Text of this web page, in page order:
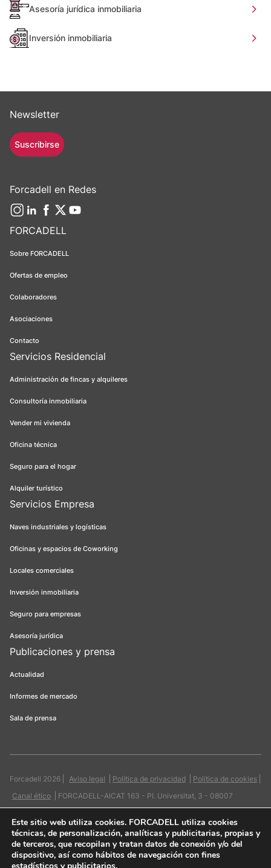
Asesoría jurídica inmobiliaria
Inversión inmobiliaria
FORCADELL
Sobre FORCADELL
Ofertas de empleo
Colaboradores
Asociaciones
Contacto
Servicios Residencial
Administración de fincas y alquileres
Consultoría inmobiliaria
Vender mi vivienda
Oficina técnica
Seguro para el hogar
Alquiler turístico
Servicios Empresa
Naves industriales y logísticas
Oficinas y espacios de Coworking
Locales comerciales
Inversión inmobiliaria
Seguro para empresas
Asesoría jurídica
Publicaciones y prensa
Actualidad
Informes de mercado
Sala de prensa
Newsletter
Suscribirse
Forcadell en Redes
Forcadell 2026 Aviso legal Política de privacidad
Política de cookies
Canal ético
FORCADELL-AICAT 163 - Pl. Universitat, 3 - 08007
Este sitio web utiliza cookies. FORCADELL utiliza cookies
técnicas, de personalización, analíticas y publicitarias, propias y
de terceros, que recopilan y tratan datos de conexión y/o del
dispositivo, así como hábitos de navegación con fines